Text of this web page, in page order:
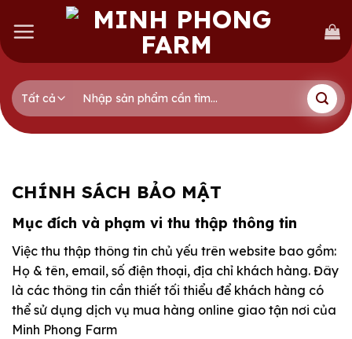
content
kiếm:
CHÍNH SÁCH BẢO MẬT
Mục đích và phạm vi thu thập thông tin
Việc thu thập thông tin chủ yếu trên website bao gồm:
Họ & tên, email, số điện thoại, địa chỉ khách hàng. Đây
là các thông tin cần thiết tối thiểu để khách hàng có
thể sử dụng dịch vụ mua hàng online giao tận nơi của
Minh Phong Farm